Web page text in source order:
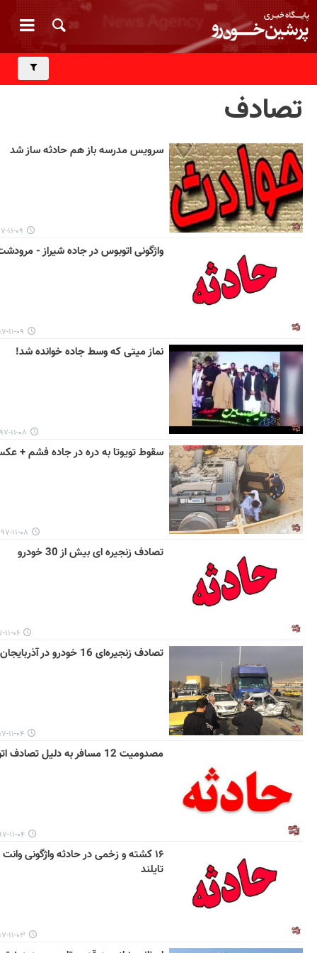
تصادف
سرویس مدرسه باز هم حادثه ساز شد
۱۳۹۷-۱۱-
واژگونی اتوبوس در جاده شیراز -
۱۳۹۷-۱۱-
نماز میتی که وسط جاده خوانده شد!
۱۳۹۷-۱۱-۰۸
سقوط تویوتا به دره‌ در جاده فشم +
۱۳۹۷-۱۱-۰۸
تصادف زنجیره ای بیش از 30 خودرو
۱۳۹۷-۱۱-
تصادف زنجیره‌ای 16 خودرو در آذربایجان شرقی
۱۳۹۷-۱۱-
مصدومیت 12 مسافر به دلیل تصادف اتوبوس
۱۳۹۷-۱۱-
۱۶ کشته و زخمی در حادثه واژگونی
تایلند
۱۳۹۷-۱۱-